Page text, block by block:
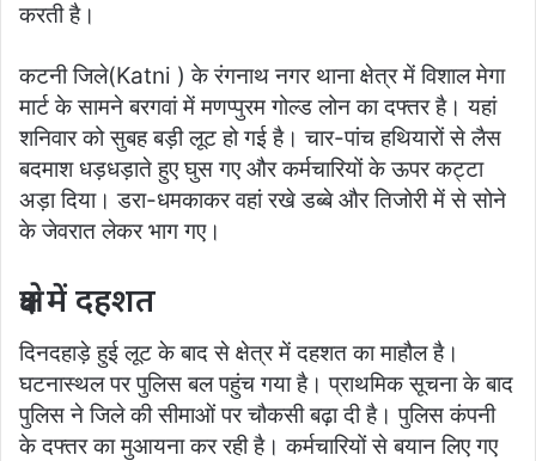
करती है।
कटनी जिले(Katni ) के रंगनाथ नगर थाना क्षेत्र में विशाल मेगा
मार्ट के सामने बरगवां में मणप्पुरम गोल्ड लोन का दफ्तर है। यहां
शनिवार को सुबह बड़ी लूट हो गई है। चार-पांच हथियारों से लैस
बदमाश धड़धड़ाते हुए घुस गए और कर्मचारियों के ऊपर कट्टा
अड़ा दिया। डरा-धमकाकर वहां रखे डब्बे और तिजोरी में से सोने
के जेवरात लेकर भाग गए।
क्षेत्र में दहशत
दिनदहाड़े हुई लूट के बाद से क्षेत्र में दहशत का माहौल है।
घटनास्थल पर पुलिस बल पहुंच गया है। प्राथमिक सूचना के बाद
पुलिस ने जिले की सीमाओं पर चौकसी बढ़ा दी है। पुलिस कंपनी
के दफ्तर का मुआयना कर रही है। कर्मचारियों से बयान लिए गए